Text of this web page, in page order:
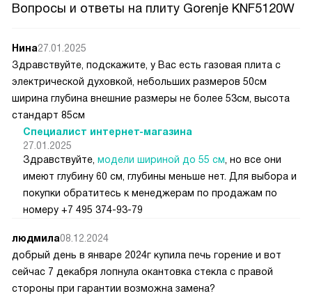
Вопросы и ответы на плиту Gorenje KNF5120W
Нина27.01.2025
Здравствуйте, подскажите, у Вас есть газовая плита с
электрической духовкой, небольших размеров 50см
ширина глубина внешние размеры не более 53см, высота
стандарт 85см
Специалист интернет-магазина
27.01.2025
Здравствуйте, модели шириной до 55 см , но все они
имеют глубину 60 см, глубины меньше нет. Для выбора и
покупки обратитесь к менеджерам по продажам по
номеру +7 495 374-93-79
людмила08.12.2024
добрый день в январе 2024г купила печь горение и вот
сейчас 7 декабря лопнула окантовка стекла с правой
стороны при гарантии возможна замена?